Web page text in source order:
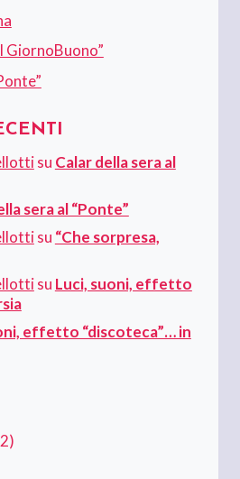
GiornoBuono”
su Calar della sera al
sera al “Ponte”
su “Che sorpresa,
su Luci, suoni, effetto
effetto “discoteca”… in